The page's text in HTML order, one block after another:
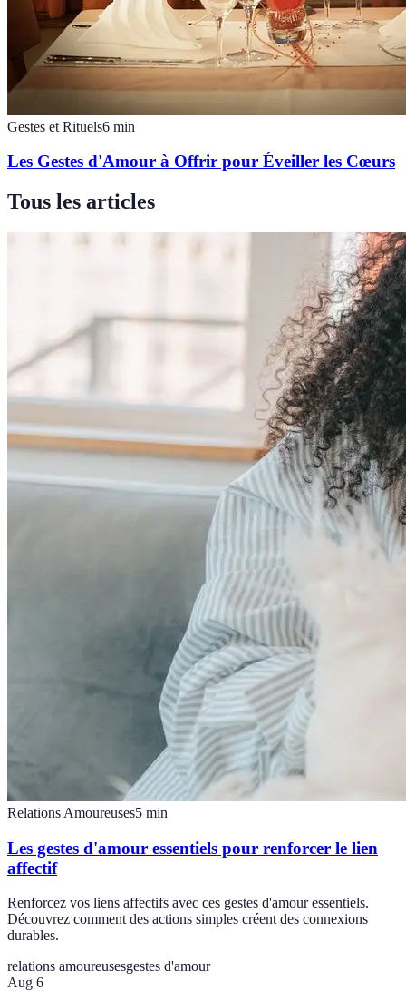
Gestes et Rituels6 min
Les Gestes d'Amour à Offrir pour Éveiller les Cœurs
Tous les articles
Relations Amoureuses5 min
Les gestes d'amour essentiels pour renforcer le lien
affectif
Renforcez vos liens affectifs avec ces gestes d'amour essentiels.
Découvrez comment des actions simples créent des connexions
durables.
relations amoureusesgestes d'amour
Aug 6